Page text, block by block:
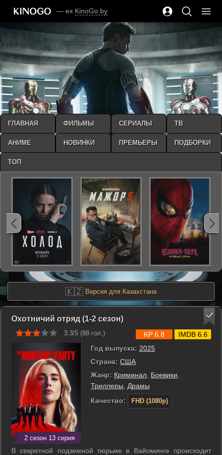
— ex KinoGo.by
🇰🇿 Версия для Казахстана
Охотничий отряд (1-2 сезон)
3.3/5 (88 гол.)
2 сезон 13 серия
Год выпуска: 2025
Страна: США
Жанр: Криминал Боевики
Триллеры
Драмы
Качество:
FHD (1080p)
KP 6.8 IMDB 6.6
В секретной подземной тюрьме в Вайоминге происходит
ГЛАВНАЯ ФИЛЬМЫ СЕРИАЛЫ ТВ
АНИМЕ НОВИНКИ ПРЕМЬЕРЫ ПОДБОРКИ
ТОП